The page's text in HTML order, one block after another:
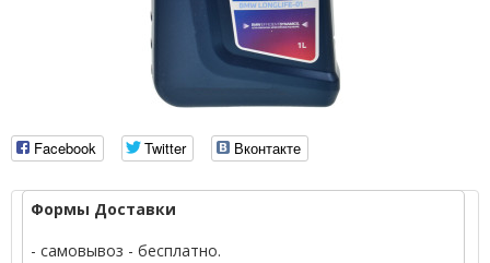
Facebook Twitter Вконтакте
Формы Доставки
- самовывоз - бесплатно.